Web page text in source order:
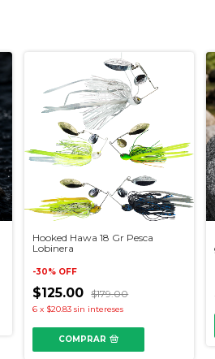
Hooked Hawa 18 Gr Pesca
Lobinera
-30% OFF
$125.00 $179.00
6 x $20.83 sin intereses
COMPRAR